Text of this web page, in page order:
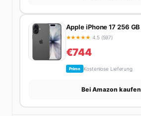
Apple iPhone 17 256 GB
★★★★★ 4.5 (597)
€744
Prime Kostenlose Lieferung
Bei Amazon kaufen